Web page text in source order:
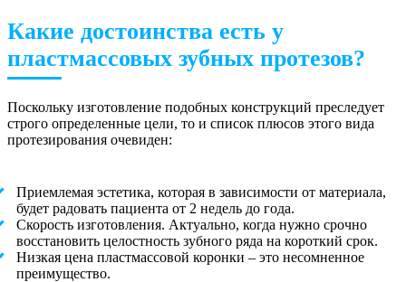
Какие достоинства есть у
пластмассовых зубных протезов?
Поскольку изготовление подобных конструкций преследует
строго определенные цели, то и список плюсов этого вида
протезирования очевиден:
Приемлемая эстетика, которая в зависимости от материала,
будет радовать пациента от 2 недель до года.
Скорость изготовления. Актуально, когда нужно срочно
восстановить целостность зубного ряда на короткий срок.
Низкая цена пластмассовой коронки – это несомненное
преимущество.